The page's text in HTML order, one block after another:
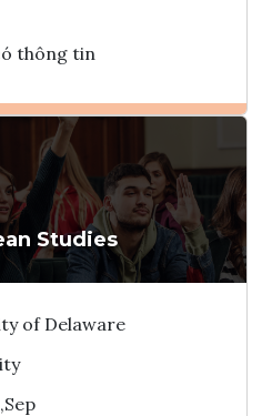
thông tin
Ghi danh
Tham vấn Interlink
Studies
of Delaware